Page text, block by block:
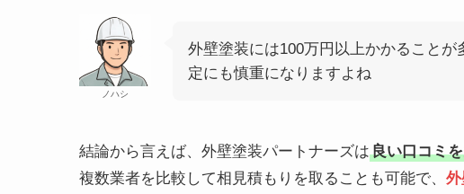
ノハシ
外壁塗装には100万円以上かかること
定にも慎重になりますよね
結論から言えば、外壁塗装パートナーズは良い口コミ
複数業者を比較して相見積もりを取ることも可能で、